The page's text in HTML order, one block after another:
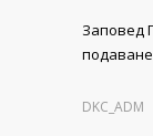
Заповед
DKC_ADM